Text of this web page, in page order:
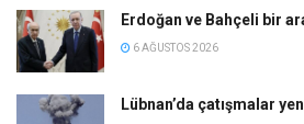
Erdoğan ve Bahçeli bir
6 AĞUSTOS 2026
Lübnan’da çatışmalar